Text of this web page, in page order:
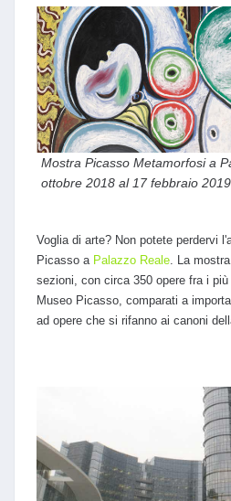
Mostra Picasso Metamorfosi a
ottobre 2018 al 17 febbraio 2019
Voglia di arte? Non potete perdervi
Picasso a Palazzo Reale. La
sezioni, con circa 350 opere fra i più
Museo Picasso, comparati a
ad opere che si rifanno ai canoni